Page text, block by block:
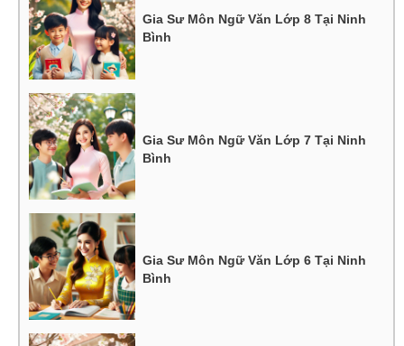
Gia Sư Môn Ngữ Văn Lớp 8 Tại Ninh
Bình
Gia Sư Môn Ngữ Văn Lớp 7 Tại Ninh
Bình
Gia Sư Môn Ngữ Văn Lớp 6 Tại Ninh
Bình